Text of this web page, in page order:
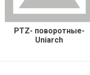
PTZ- поворотные-
Uniarch